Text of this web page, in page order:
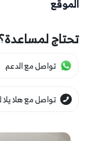
المزيد من التفاصيل
هذه التجربة متاحة
مدة التجربة والجداول
هذه التجربة متاحة
الموقع
تحتاج
تواصل مع الدعم
تواصل مع هلا يلا